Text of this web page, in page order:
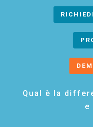
Qual è la
e